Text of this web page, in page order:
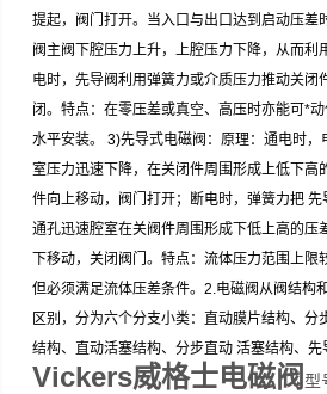
提起，阀门打开。当入口与出口达到启动压差
阀主阀下腔压力上升，上腔压力下降，从而利
电时，先导阀利用弹簧力或介质压力推动关闭
闭。特点：在零压差或真空、高压时亦能可*
水平安装。 3)先导式电磁阀：原理：通电时
室压力迅速下降，在关闭件周围形成上低下高
件向上移动，阀门打开；断电时，弹簧力把
通孔迅速腔室在关阀件周围形成下低上高的压
下移动，关闭阀门。特点：流体压力范围上
但必须满足流体压差条件。2.电磁阀从阀结构
区别，分为六个分支小类：直动膜片结构、分
结构、直动活塞结构、分步直动 活塞结构、先
Vickers威格士电磁阀 型